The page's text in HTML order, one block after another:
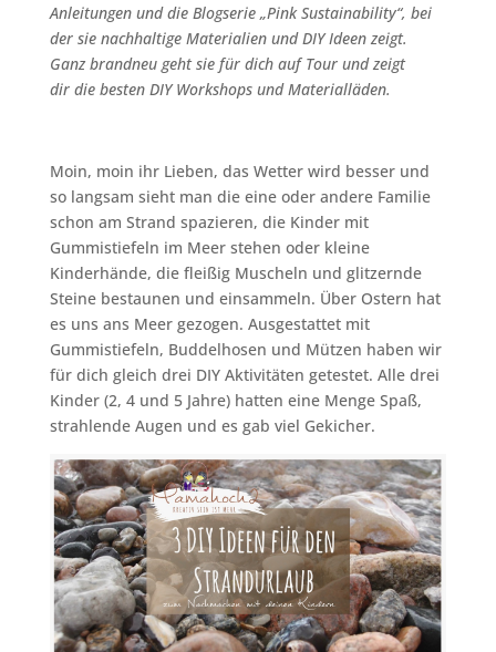
Anleitungen und die Blogserie „Pink Sustainability“, bei
der sie nachhaltige Materialien und DIY Ideen zeigt.
Ganz brandneu geht sie für dich auf Tour und zeigt
dir die besten DIY Workshops und Materialläden.
Moin, moin ihr Lieben, das Wetter wird besser und
so langsam sieht man die eine oder andere Familie
schon am Strand spazieren, die Kinder mit
Gummistiefeln im Meer stehen oder kleine
Kinderhände, die fleißig Muscheln und glitzernde
Steine bestaunen und einsammeln. Über Ostern hat
es uns ans Meer gezogen. Ausgestattet mit
Gummistiefeln, Buddelhosen und Mützen haben wir
für dich gleich drei DIY Aktivitäten getestet. Alle drei
Kinder (2, 4 und 5 Jahre) hatten eine Menge Spaß,
strahlende Augen und es gab viel Gekicher.